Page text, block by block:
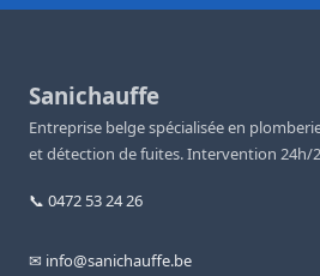
Sanichauffe
Entreprise belge spécialisée en
et détection de fuites. Intervention 24h/
📞 0472 53 24 26
✉ info@sanichauffe.be